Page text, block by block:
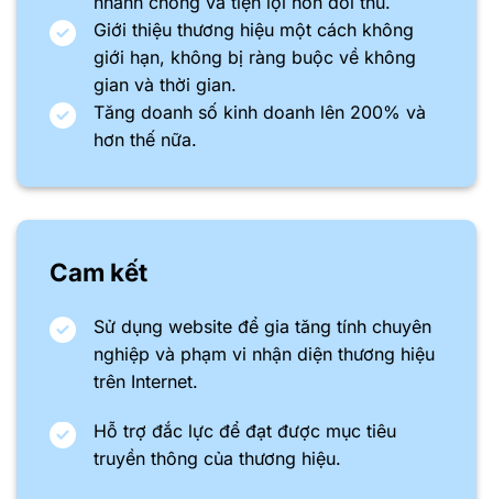
Giới thiệu thương hiệu một cách không
giới hạn, không bị ràng buộc về không
gian và thời gian.
Tăng doanh số kinh doanh lên 200% và
hơn thế nữa.
Cam kết
Sử dụng website để gia tăng tính chuyên
nghiệp và phạm vi nhận diện thương hiệu
trên Internet.
Hỗ trợ đắc lực để đạt được mục tiêu
truyền thông của thương hiệu.